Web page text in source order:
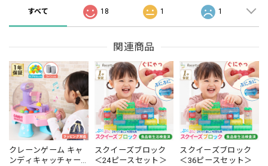
すべて 18 1 1
関連商品
クレーンゲーム キャ
ンディキャッチャー
スクイーズブロック
＜24ピースセット＞
スクイーズブロック
＜36ピースセット＞